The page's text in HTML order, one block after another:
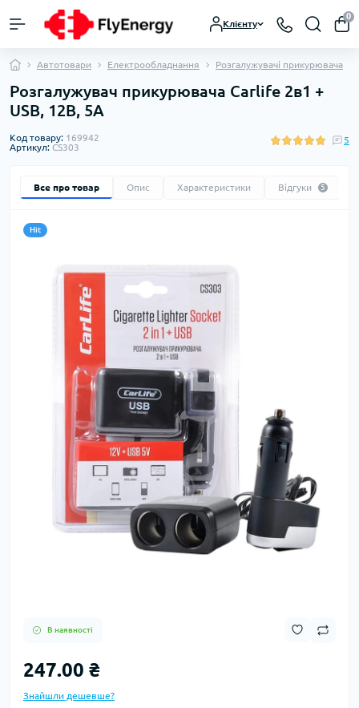
Клієнту
0
Автотовари Електрообладнання Розгалужувачі прикурювача
Розгалужувач прикурювача Carlife 2в1 +
USB, 12В, 5A
Код товару: 169942
Артикул: CS303
5
Все про товар Опис Характеристики Відгуки 5
Hit
В наявності
247.00 ₴
Знайшли дешевше?